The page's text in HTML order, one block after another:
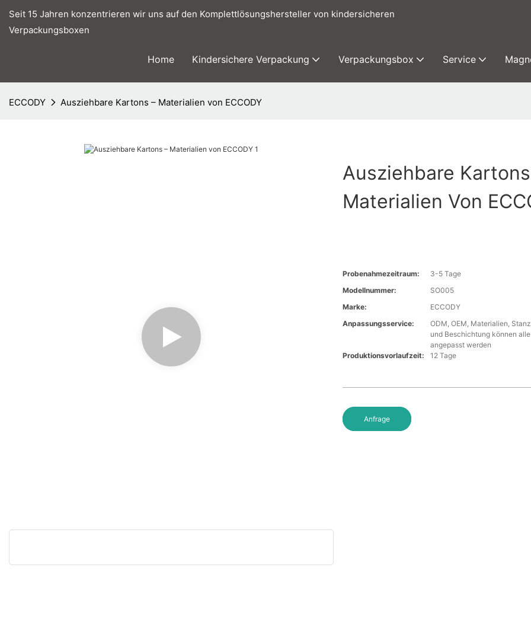
Seit 15 Jahren konzentrieren wir uns auf den Komplettlösungshersteller von kindersicheren
Verpackungsboxen
Home Kindersichere Verpackung Verpackungsbox Service
ECCODY Ausziehbare Kartons – Materialien von ECCODY
Ausziehbare
Materialien Von
Probenahmezeitraum:
3-5 Tage
Modellnummer:
SO005
Marke:
ECCODY
Anpassungsservice:
ODM, OEM, Materialien,
und Beschichtung können
angepasst werden
Produktionsvorlaufzeit:
12 Tage
Anfrage